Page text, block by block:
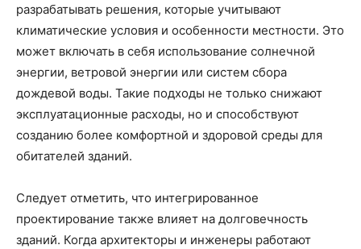
разрабатывать решения, которые учитывают
климатические условия и особенности местности. Это
может включать в себя использование солнечной
энергии, ветровой энергии или систем сбора
дождевой воды. Такие подходы не только снижают
эксплуатационные расходы, но и способствуют
созданию более комфортной и здоровой среды для
обитателей зданий.
Следует отметить, что интегрированное
проектирование также влияет на долговечность
зданий. Когда архитекторы и инженеры работают